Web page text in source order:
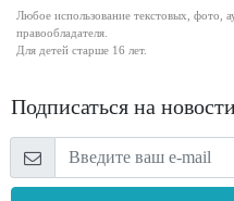
Любое использование текстовых, фото,
правообладателя.
Для детей старше 16 лет.
Подписаться на